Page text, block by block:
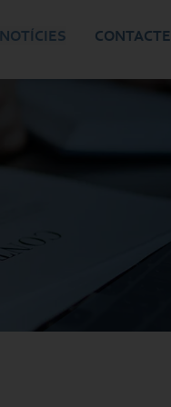
NOTÍCIES CONTACTE